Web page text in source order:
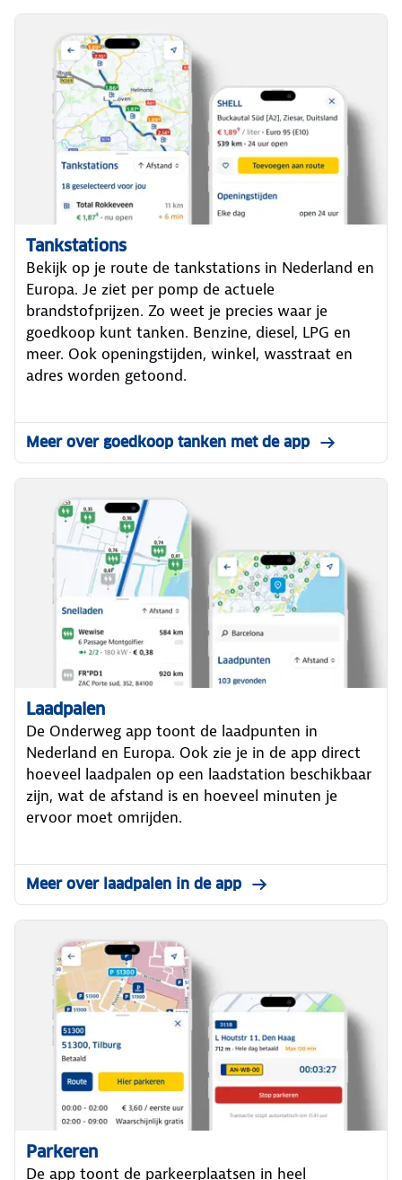
Tankstations
Bekijk op je route de tankstations in Nederland en
Europa. Je ziet per pomp de actuele
brandstofprijzen. Zo weet je precies waar je
goedkoop kunt tanken. Benzine, diesel, LPG en
meer. Ook openingstijden, winkel, wasstraat en
adres worden getoond.
Meer over goedkoop tanken met de app
Laadpalen
De Onderweg app toont de laadpunten in
Nederland en Europa. Ook zie je in de app direct
hoeveel laadpalen op een laadstation beschikbaar
zijn, wat de afstand is en hoeveel minuten je
ervoor moet omrijden.
Meer over laadpalen in de app
Parkeren
De app toont de parkeerplaatsen in heel